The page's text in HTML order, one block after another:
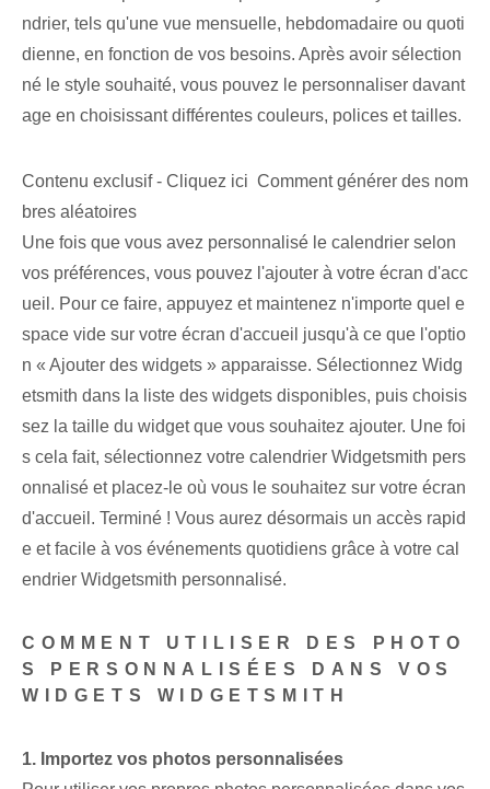
ndrier, tels qu'une vue mensuelle, hebdomadaire ou quoti
dienne, en fonction de vos besoins. Après avoir sélection
né le style souhaité, vous pouvez le personnaliser davant
age en choisissant différentes couleurs, polices et tailles.
Contenu exclusif - Cliquez ici Comment générer des nom
bres aléatoires
Une fois que vous avez personnalisé le calendrier selon
vos préférences, vous pouvez l'ajouter à votre écran d'acc
ueil. Pour ce faire, appuyez et maintenez n'importe quel e
space vide sur votre écran d'accueil jusqu'à ce que l'optio
n « Ajouter des widgets » apparaisse. ​Sélectionnez Widg
etsmith⁣ dans la liste des widgets disponibles⁢, puis choisis
sez la taille⁤ du widget que vous souhaitez ajouter. ⁤Une foi
s cela fait, sélectionnez⁤ votre calendrier Widgetsmith pers
onnalisé et placez-le où vous le souhaitez sur votre écran
d'accueil. Terminé ! Vous aurez désormais un accès rapid
e et facile à vos événements quotidiens grâce à votre cal
endrier Widgetsmith personnalisé.
COMMENT UTILISER DES PHOTO
S PERSONNALISÉES DANS VOS
WIDGETS WIDGETSMITH
1. Importez vos photos personnalisées